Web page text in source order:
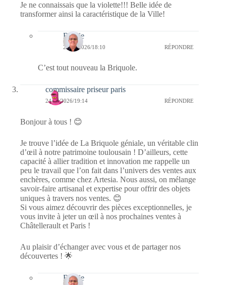
Je ne connaissais que la violette!!! Belle idée de
transformer ainsi la caractéristique de la Ville!
Bernie
26/02/2026/18:10 RÉPONDRE
C’est tout nouveau la Briquole.
commissaire priseur paris
24/02/2026/19:14 RÉPONDRE
Bonjour à tous ! 😊
Je trouve l’idée de La Briquole géniale, un véritable clin
d’œil à notre patrimoine toulousain ! D’ailleurs, cette
capacité à allier tradition et innovation me rappelle un
peu le travail que l’on fait dans l’univers des ventes aux
enchères, comme chez Artesia. Nous aussi, on mélange
savoir-faire artisanal et expertise pour offrir des objets
uniques à travers nos ventes. 😊
Si vous aimez découvrir des pièces exceptionnelles, je
vous invite à jeter un œil à nos prochaines ventes à
Châtellerault et Paris !
Au plaisir d’échanger avec vous et de partager nos
découvertes ! 🌟
Bernie